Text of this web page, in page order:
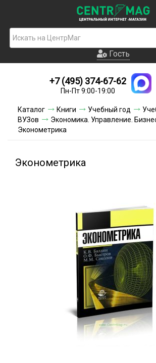
Гость
Новинки
Условия доставки
Гость
+7 (495) 374-67-62
Пн-Пт 9:00-19:00
Каталог Книги Учебный год
ВУЗов
Экономика. Управление.
Эконометрика
Эконометрика